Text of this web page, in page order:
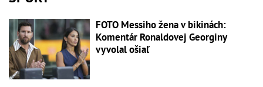
FOTO Messiho žena v bikinách:
Komentár Ronaldovej Georginy
vyvolal ošiaľ